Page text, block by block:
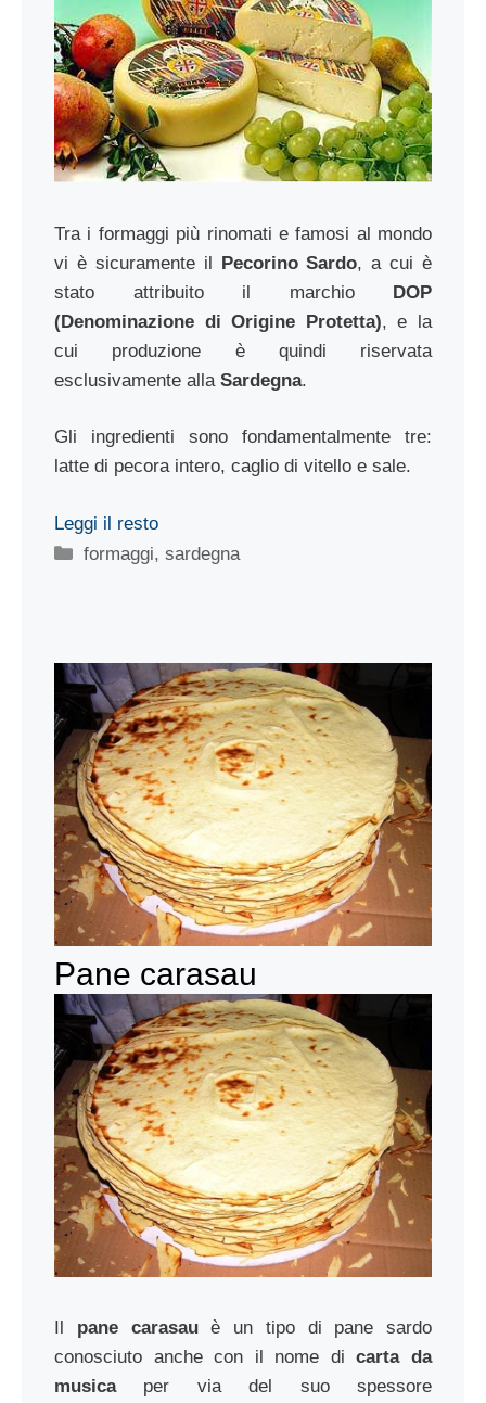
Tra i formaggi più rinomati e famosi al mondo
vi è sicuramente il Pecorino Sardo, a cui è
stato attribuito il marchio DOP
(Denominazione di Origine Protetta), e la
cui produzione è quindi riservata
esclusivamente alla Sardegna.
Gli ingredienti sono fondamentalmente tre:
latte di pecora intero, caglio di vitello e sale.
Leggi il resto
Categorie
formaggi,sardegna
Pane carasau
pane carasauè un tipo di pane sardo
conosciuto anche con il nome dicarta da
musicaper via del suo spessore